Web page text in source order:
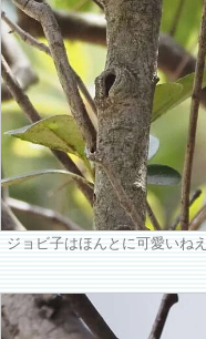
ジョビ子はほんとに可愛いね